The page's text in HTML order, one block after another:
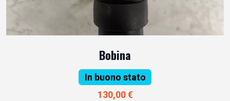
Bobina
In buono stato
130,00 €